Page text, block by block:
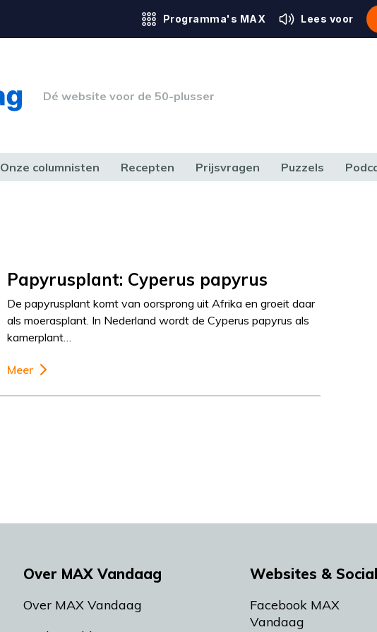
Programma's MAX Lees voor
Dé website voor de 50-plusser
Onze columnisten Recepten Prijsvragen Puzzels
Papyrusplant: Cyperus papyrus
De papyrusplant komt van oorsprong uit Afrika en groeit daar
als moerasplant. In Nederland wordt de Cyperus papyrus als
kamerplant…
Meer
Over MAX Vandaag
Over MAX Vandaag
Websites & Social
Facebook MAX
Vandaag